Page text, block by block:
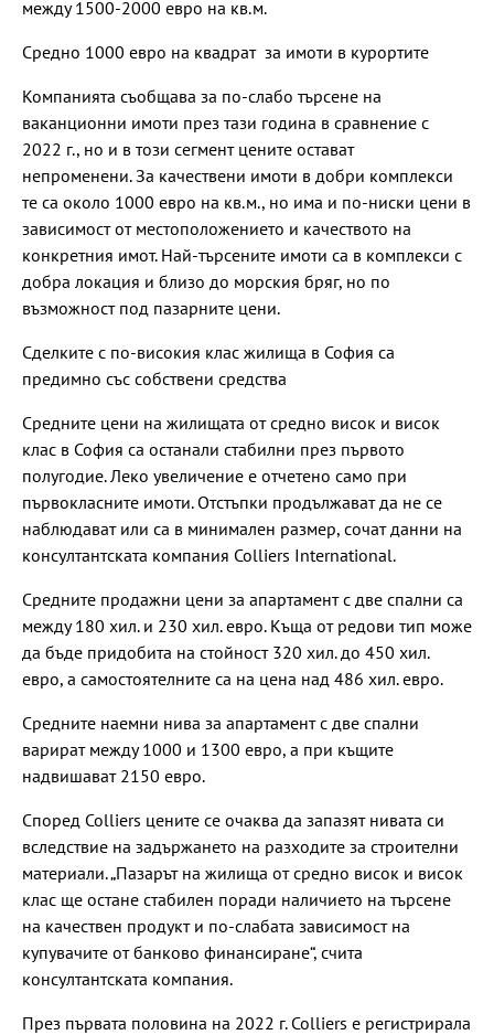
между 1500-2000 евро на кв.м.
Средно 1000 евро на квадрат за имоти в курортите
Компанията съобщава за по-слабо търсене на
ваканционни имоти през тази година в сравнение с
2022 г., но и в този сегмент цените остават
непроменени. За качествени имоти в добри комплекси
те са около 1000 евро на кв.м., но има и по-ниски цени в
зависимост от местоположението и качеството на
конкретния имот. Най-търсените имоти са в комплекси с
добра локация и близо до морския бряг, но по
възможност под пазарните цени.
Сделките с по-високия клас жилища в София са
предимно със собствени средства
Средните цени на жилищата от средно висок и висок
клас в София са останали стабилни през първото
полугодие. Леко увеличение е отчетено само при
първокласните имоти. Отстъпки продължават да не се
наблюдават или са в минимален размер, сочат данни на
консултантската компания Colliers International.
Средните продажни цени за апартамент с две спални са
между 180 хил. и 230 хил. евро. Къща от редови тип може
да бъде придобита на стойност 320 хил. до 450 хил.
евро, а самостоятелните са на цена над 486 хил. евро.
Средните наемни нива за апартамент с две спални
варират между 1000 и 1300 евро, а при къщите
надвишават 2150 евро.
Според Colliers цените се очаква да запазят нивата си
вследствие на задържането на разходите за строителни
материали. „Пазарът на жилища от средно висок и висок
клас ще остане стабилен поради наличието на търсене
на качествен продукт и по-слабата зависимост на
купувачите от банково финансиране“, счита
консултантската компания.
През първата половина на 2022 г. Colliers е регистрирала